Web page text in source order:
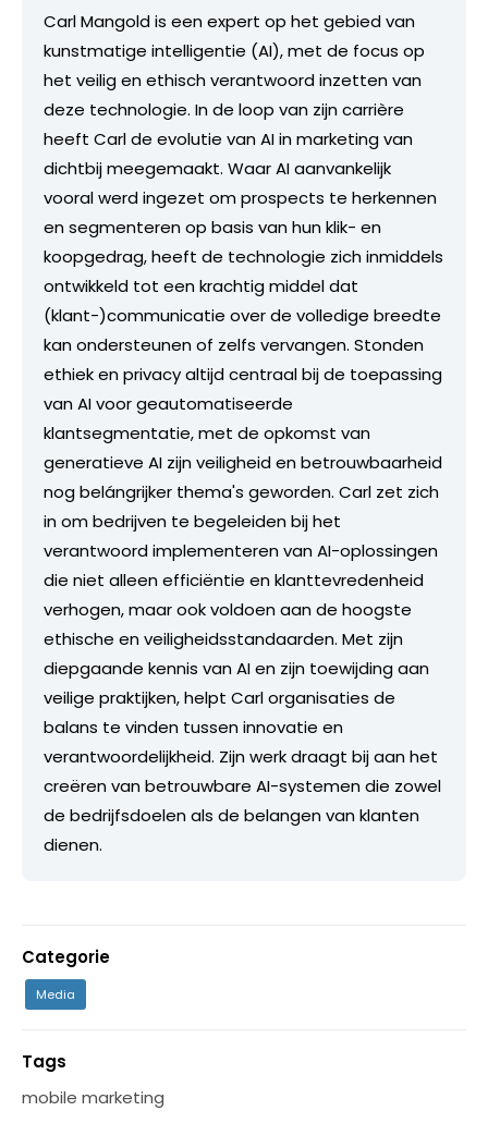
Carl Mangold is een expert op het gebied van
kunstmatige intelligentie (AI), met de focus op
het veilig en ethisch verantwoord inzetten van
deze technologie. In de loop van zijn carrière
heeft Carl de evolutie van AI in marketing van
dichtbij meegemaakt. Waar AI aanvankelijk
vooral werd ingezet om prospects te herkennen
en segmenteren op basis van hun klik- en
koopgedrag, heeft de technologie zich inmiddels
ontwikkeld tot een krachtig middel dat
(klant-)communicatie over de volledige breedte
kan ondersteunen of zelfs vervangen. Stonden
ethiek en privacy altijd centraal bij de toepassing
van AI voor geautomatiseerde
klantsegmentatie, met de opkomst van
generatieve AI zijn veiligheid en betrouwbaarheid
nog belángrijker thema's geworden. Carl zet zich
in om bedrijven te begeleiden bij het
verantwoord implementeren van AI-oplossingen
die niet alleen efficiëntie en klanttevredenheid
verhogen, maar ook voldoen aan de hoogste
ethische en veiligheidsstandaarden. Met zijn
diepgaande kennis van AI en zijn toewijding aan
veilige praktijken, helpt Carl organisaties de
balans te vinden tussen innovatie en
verantwoordelijkheid. Zijn werk draagt bij aan het
creëren van betrouwbare AI-systemen die zowel
de bedrijfsdoelen als de belangen van klanten
dienen.
Categorie
Media
Tags
mobile marketing